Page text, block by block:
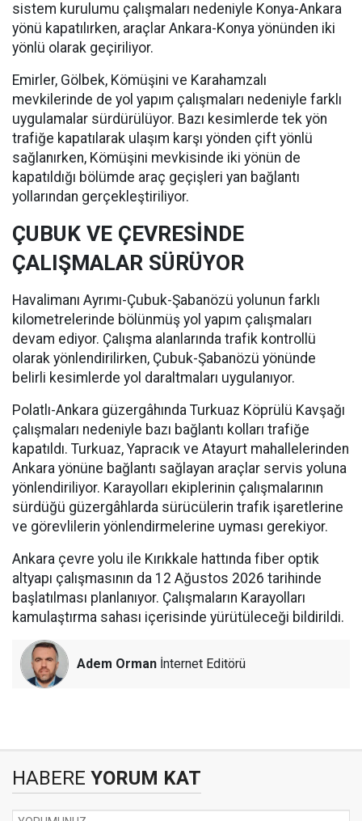
sistem kurulumu çalışmaları nedeniyle Konya-Ankara
yönü kapatılırken, araçlar Ankara-Konya yönünden iki
yönlü olarak geçiriliyor.
Emirler, Gölbek, Kömüşini ve Karahamzalı
mevkilerinde de yol yapım çalışmaları nedeniyle farklı
uygulamalar sürdürülüyor. Bazı kesimlerde tek yön
trafiğe kapatılarak ulaşım karşı yönden çift yönlü
sağlanırken, Kömüşini mevkisinde iki yönün de
kapatıldığı bölümde araç geçişleri yan bağlantı
yollarından gerçekleştiriliyor.
ÇUBUK VE ÇEVRESİNDE
ÇALIŞMALAR SÜRÜYOR
Havalimanı Ayrımı-Çubuk-Şabanözü yolunun farklı
kilometrelerinde bölünmüş yol yapım çalışmaları
devam ediyor. Çalışma alanlarında trafik kontrollü
olarak yönlendirilirken, Çubuk-Şabanözü yönünde
belirli kesimlerde yol daraltmaları uygulanıyor.
Polatlı-Ankara güzergâhında Turkuaz Köprülü Kavşağı
çalışmaları nedeniyle bazı bağlantı kolları trafiğe
kapatıldı. Turkuaz, Yapracık ve Atayurt mahallelerinden
Ankara yönüne bağlantı sağlayan araçlar servis yoluna
yönlendiriliyor. Karayolları ekiplerinin çalışmalarının
sürdüğü güzergâhlarda sürücülerin trafik işaretlerine
ve görevlilerin yönlendirmelerine uyması gerekiyor.
Ankara çevre yolu ile Kırıkkale hattında fiber optik
altyapı çalışmasının da 12 Ağustos 2026 tarihinde
başlatılması planlanıyor. Çalışmaların Karayolları
kamulaştırma sahası içerisinde yürütüleceği bildirildi.
Adem Orman İnternet Editörü
HABERE YORUM KAT